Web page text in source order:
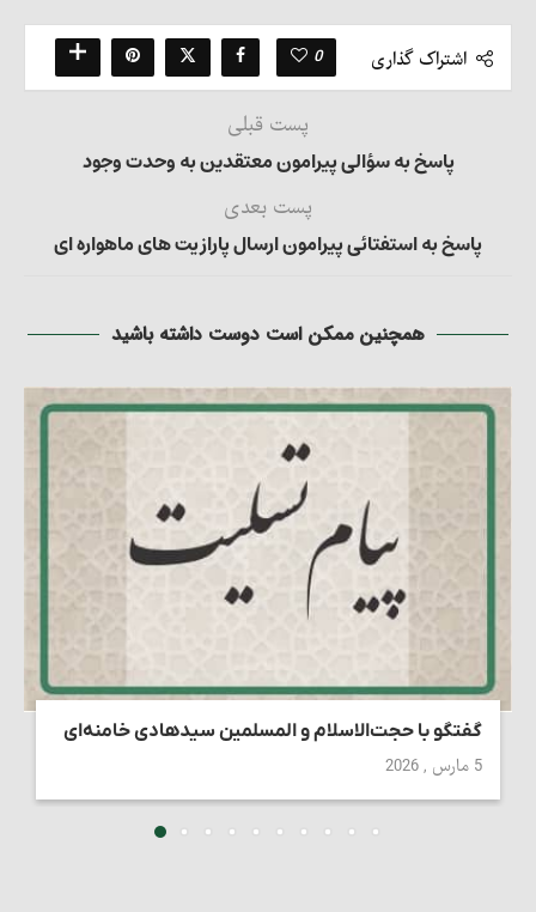
اشتراک گذاری 0
پست قبلی
پاسخ به سؤالی پیرامون معتقدین به وحدت وجود
پست بعدی
پاسخ به استفتائی پیرامون ارسال پارازیت های ماهواره ای
همچنین ممکن است دوست داشته باشید
گفتگو با حجت‌الاسلام و المسلمین سیدهادی خامنه‌ای
5 مارس , 2026